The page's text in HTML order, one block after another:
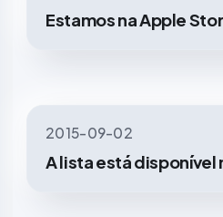
Estamos na Apple
2015-09-02
A lista está disponível